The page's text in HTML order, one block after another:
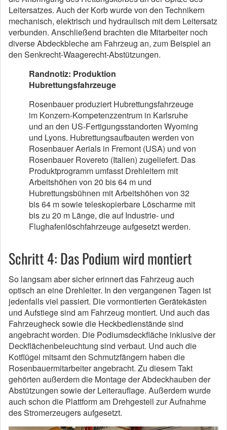
Leitersatzes. Auch der Korb wurde von den Technikern
mechanisch, elektrisch und hydraulisch mit dem Leitersatz
verbunden. Anschließend brachten die Mitarbeiter noch
diverse Abdeckbleche am Fahrzeug an, zum Beispiel an
den Senkrecht-Waagerecht-Abstützungen.
Randnotiz: Produktion
Hubrettungsfahrzeuge
Rosenbauer produziert Hubrettungsfahrzeuge
im Konzern-Kompetenzzentrum in Karlsruhe
und an den US-Fertigungsstandorten Wyoming
und Lyons. Hubrettungsaufbauten werden von
Rosenbauer Aerials in Fremont (USA) und von
Rosenbauer Rovereto (Italien) zugeliefert. Das
Produktprogramm umfasst Drehleitern mit
Arbeitshöhen von 20 bis 64 m und
Hubrettungsbühnen mit Arbeitshöhen von 32
bis 64 m sowie teleskopierbare Löscharme mit
bis zu 20 m Länge, die auf Industrie- und
Flughafenlöschfahrzeuge aufgesetzt werden.
Schritt 4: Das Podium wird montiert
So langsam aber sicher erinnert das Fahrzeug auch
optisch an eine Drehleiter. In den vergangenen Tagen ist
jedenfalls viel passiert. Die vormontierten Gerätekästen
und Aufstiege sind am Fahrzeug montiert. Und auch das
Fahrzeugheck sowie die Heckbedienstände sind
angebracht worden. Die Podiumsdeckfläche inklusive der
Deckflächenbeleuchtung sind verbaut. Und auch die
Kotflügel mitsamt den Schmutzfängern haben die
Rosenbauermitarbeiter angebracht. Zu diesem Takt
gehörten außerdem die Montage der Abdeckhauben der
Abstützungen sowie der Leiterauflage. Außerdem wurde
auch schon die Plattform am Drehgestell zur Aufnahme
des Stromerzeugers aufgesetzt.